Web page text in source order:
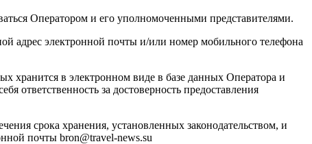
Оператором и его уполномоченными представителями.
адрес электронной почты и/или номер мобильного телефона
хранится в электронном виде в базе данных Оператора и
ответственность за достоверность предоставления
срока хранения, установленных законодательством, и
почты bron@travel-news.su